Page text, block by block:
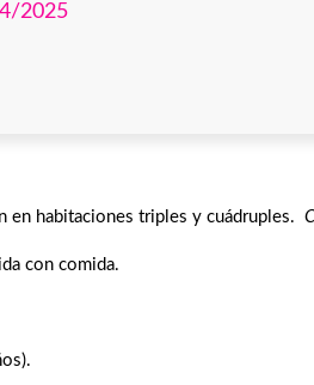
2025
habitaciones triples y cuádruples.
con comida.